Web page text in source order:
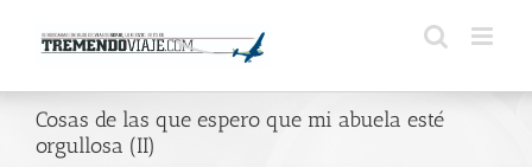
contenido
Cosas de las que espero que mi abuela esté
orgullosa (II)